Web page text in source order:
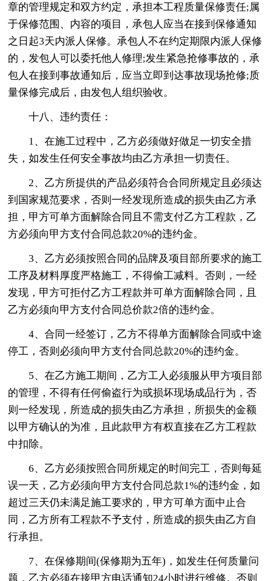
章的管理规定和双方约定，承担本工程质量保修责任;属
于保修范围、内容的项目，承包人应当在接到保修通知
之日起3天内派人保修。承包人不在约定期限内派人保修
的，发包人可以委托他人修理;发生紧急抢修事故的，承
包人在接到事故通知后，应当立即到达事故现场抢修;质
量保修完成后，由发包人组织验收。
十八、违约责任：
1、在施工过程中，乙方必须做好做足一切安全措
失，如发生任何安全事故均由乙方承担一切责任。
2、乙方所提供的产品必须符合合同所规定且必须达
到国家规范要求，否则一经发现所造成的损失由乙方承
担，甲方可单方面解除合同且不需支付乙方工程款，乙
方必须向甲方支付合同总款20%的违约金。
3、乙方必须按照合同的品牌及项目部所要求的施工
工序及材料厚度严格施工，不得偷工减料。否则，一经
发现，甲方可拒付乙方工程款并可单方面解除合同，且
乙方必须向甲方支付合同总价款2倍的违约金。
4、合同一经签订，乙方不得单方面解除合同或中途
停工，否则必须向甲方支付合同总款20%的违约金。
5、在乙方施工期间，乙方工人必须服从甲方项目部
的管理，不得有任何偷盗行为或损坏现场成品行为，否
则一经发现，所造成的损失由乙方承担，所损失的金额
以甲方确认的为准，且此款甲方有权直接在乙方工程款
中扣除。
6、乙方必须按照合同所规定的时间完工，否则每延
误一天，乙方必须向甲方支付合同总款1%的违约金，如
超过三天仍未满足施工要求的，甲方可单方面中止合
同，乙方所有工程款不予支付，所造成的损失由乙方自
行承担。
7、在保修期间(保修期为五年)，如发生任何质量问
题，乙方必须在接甲方电话通知24小时进行维修。否则